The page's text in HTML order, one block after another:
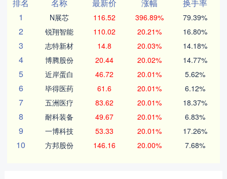
排名
名称 最新价 涨幅
换手率
1
N展芯 116.52 396.89% 79.39%
2 锐翔智能 110.02 20.21% 16.80%
3 志特新材 14.8 20.03% 14.18%
4 博腾股份 20.44 20.02% 14.77%
5 近岸蛋白 46.72 20.01% 5.62%
6 毕得医药 61.6 20.01% 6.12%
7 五洲医疗 83.62 20.01% 18.37%
8 耐科装备 49.67 20.01% 6.83%
9 一博科技 53.33 20.01% 17.26%
10 方邦股份 146.16 20.00% 7.68%